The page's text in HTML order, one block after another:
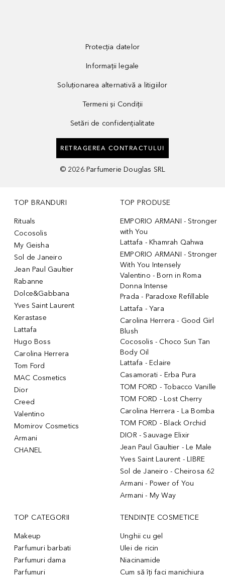
Protecția datelor
Informații legale
Soluționarea alternativă a litigiilor
Termeni și Condiții
Setări de confidențialitate
RETRAGEREA CONTRACTULUI
© 2026 Parfumerie Douglas SRL
TOP BRANDURI
Rituals
Cocosolis
My Geisha
Sol de Janeiro
Jean Paul Gaultier
Rabanne
Dolce&Gabbana
Yves Saint Laurent
Kerastase
Lattafa
Hugo Boss
Carolina Herrera
Tom Ford
MAC Cosmetics
Dior
Creed
Valentino
Momirov Cosmetics
Armani
CHANEL
TOP PRODUSE
EMPORIO ARMANI - Stronger
with You
Lattafa - Khamrah Qahwa
EMPORIO ARMANI - Stronger
With You Intensely
Valentino - Born in Roma
Donna Intense
Prada - Paradoxe Refillable
Lattafa - Yara
Carolina Herrera - Good Girl
Blush
Cocosolis - Choco Sun Tan
Body Oil
Lattafa - Eclaire
Casamorati - Erba Pura
TOM FORD - Tobacco Vanille
TOM FORD - Lost Cherry
Carolina Herrera - La Bomba
TOM FORD - Black Orchid
DIOR - Sauvage Elixir
Jean Paul Gaultier - Le Male
Yves Saint Laurent - LIBRE
Sol de Janeiro - Cheirosa 62
Armani - Power of You
Armani - My Way
TOP CATEGORII
Makeup
Parfumuri barbati
Parfumuri dama
Parfumuri
TENDINȚE COSMETICE
Unghii cu gel
Ulei de ricin
Niacinamide
Cum să îți faci manichiura